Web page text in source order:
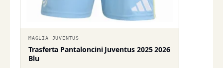
MAGLIA JUVENTUS
Trasferta Pantaloncini Juventus 2025 2026
Blu